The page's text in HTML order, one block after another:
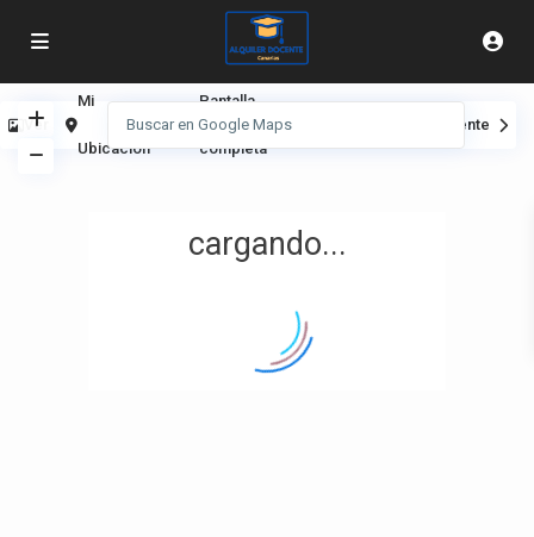
cargando...
Ver
Mi
Ubicación
Pantalla
completa
Siguiente